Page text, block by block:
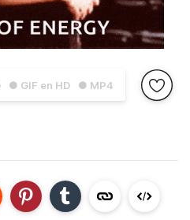
● GIF en HD ● MP4